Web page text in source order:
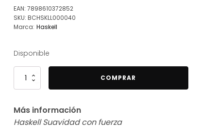
EAN: 7898610372852
SKU: BCHSKLL000040
Marca: Haskell
Disponible
Haskell
Finalizador
con
Fuerza
COMPRAR
Más información
Haskell Suavidad con fuerza